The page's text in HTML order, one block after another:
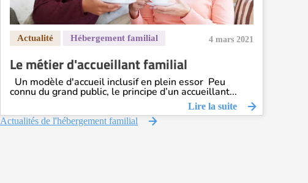
4 mars 2021
Le métier d'accueillant familial
Un modèle d'accueil inclusif en plein essor Peu
connu du grand public, le principe d’un accueillant...
Lire la suite
Actualités de l'hébergement familial